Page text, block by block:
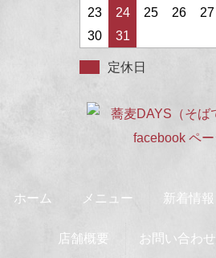
23
24 25 26 27
30
31
定休日
ホーム メニュー 新着情報
店舗概要 お問い合わせ